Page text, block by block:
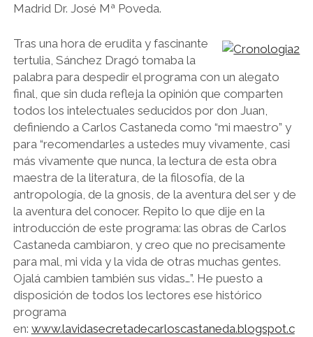
Madrid Dr. José Mª Poveda.
Tras una hora de erudita y fascinante
tertulia, Sánchez Dragó tomaba la
palabra para despedir el programa con un alegato
final, que sin duda refleja la opinión que comparten
todos los intelectuales seducidos por don Juan,
definiendo a Carlos Castaneda como “mi maestro” y
para “recomendarles a ustedes muy vivamente, casi
más vivamente que nunca, la lectura de esta obra
maestra de la literatura, de la filosofía, de la
antropología, de la gnosis, de la aventura del ser y de
la aventura del conocer. Repito lo que dije en la
introducción de este programa: las obras de Carlos
Castaneda cambiaron, y creo que no precisamente
para mal, mi vida y la vida de otras muchas gentes.
Ojalá cambien también sus vidas…”. He puesto a
disposición de todos los lectores ese histórico
programa
en: www.lavidasecretadecarloscastaneda.blogspot.c